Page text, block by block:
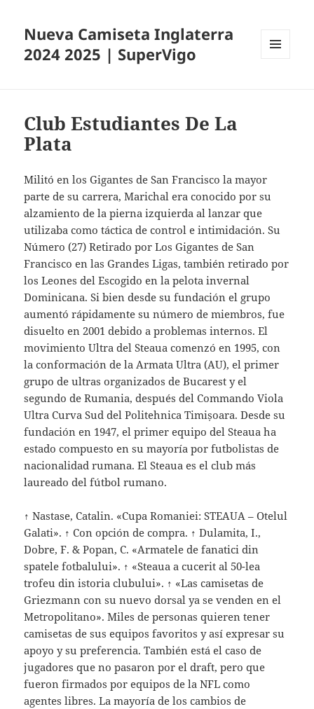
Nueva Camiseta Inglaterra
2024 2025 | SuperVigo
Club Estudiantes De La
Plata
Militó en los Gigantes de San Francisco la mayor
parte de su carrera, Marichal era conocido por su
alzamiento de la pierna izquierda al lanzar que
utilizaba como táctica de control e intimidación. Su
Número (27) Retirado por Los Gigantes de San
Francisco en las Grandes Ligas, también retirado por
los Leones del Escogido en la pelota invernal
Dominicana. Si bien desde su fundación el grupo
aumentó rápidamente su número de miembros, fue
disuelto en 2001 debido a problemas internos. El
movimiento Ultra del Steaua comenzó en 1995, con
la conformación de la Armata Ultra (AU), el primer
grupo de ultras organizados de Bucarest y el
segundo de Rumania, después del Commando Viola
Ultra Curva Sud del Politehnica Timișoara. Desde su
fundación en 1947, el primer equipo del Steaua ha
estado compuesto en su mayoría por futbolistas de
nacionalidad rumana. El Steaua es el club más
laureado del fútbol rumano.
↑ Nastase, Catalin. «Cupa Romaniei: STEAUA – Otelul
Galati». ↑ Con opción de compra. ↑ Dulamita, I.,
Dobre, F. & Popan, C. «Armatele de fanatici din
spatele fotbalului». ↑ «Steaua a cucerit al 50-lea
trofeu din istoria clubului». ↑ «Las camisetas de
Griezmann con su nuevo dorsal ya se venden en el
Metropolitano». Miles de personas quieren tener
camisetas de sus equipos favoritos y así expresar su
apoyo y su preferencia. También está el caso de
jugadores que no pasaron por el draft, pero que
fueron firmados por equipos de la NFL como
agentes libres. La mayoría de los cambios de